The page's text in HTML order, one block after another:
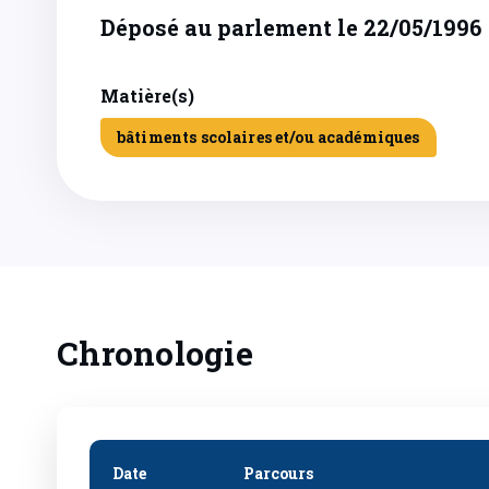
Déposé au parlement le 22/05/1996
Matière(s)
bâtiments scolaires et/ou académiques
Chronologie
Date Parcours